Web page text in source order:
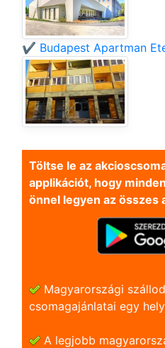
✔️ Budapest Apartman
Töltse le az
applikációt, hogy
önnel legyen az összes
Magyarországi
csomagajánlatai egy
A legjobb